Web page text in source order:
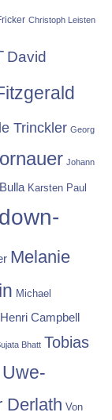
Christoph Leisten
David
Trinckler Georg
Johann
Karsten Paul
Melanie
Michael
Campbell
Bhatt Tobias
Uwe-
Derlath Von